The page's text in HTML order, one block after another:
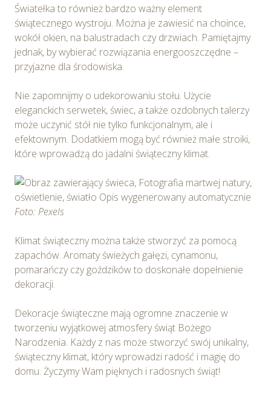
usunięcia, ograniczenia przetwarzania, wniesienia
sprzeciwu wobec przetwarzania, a także prawo do
wniesienia skargi do Prezesa Urzędu Ochrony Danych
Osobowych. Szczegółowe informacje o plikach cookie
wykorzystywanych w Serwisie oraz inne informacje
Serwisu dostępne są wPolityce prywatności – pliki
cookie.
Wybierając opcję „Zgadzam się” wyrażasz zgodę na
wykorzystywanie w Serwisie wszystkich plików
wskazanych powyżej celach.Wyrażenie zgody jest
dobrowolne. Możesz wycofać zgodę i dokonać zmiany
ustawień dotyczących plików cookie w każdej chwili za
dostępnego z poziomuPolityki prywatności – pliki
cookie.
Możesz również dostosować wybory dotyczące
plików cookie w Serwisie tylko w wybranych przez
Ciebie celach poprzez wybranie opcji „Dostosuj
wybory”.
Światełka to również bardzo ważny element
świątecznego wystroju. Można je zawiesić na choince,
wokół okien, na balustradach czy drzwiach. Pamiętajmy
jednak, by wybierać rozwiązania energooszczędne –
przyjazne dla środowiska.
Nie zapomnijmy o udekorowaniu stołu. Użycie
eleganckich serwetek, świec, a także ozdobnych talerzy
może uczynić stół nie tylko funkcjonalnym, ale i
efektownym. Dodatkiem mogą być również małe stroiki,
które wprowadzą do jadalni świąteczny klimat.
Foto: Pexels
Klimat świąteczny można także stworzyć za pomocą
zapachów. Aromaty świeżych gałęzi, cynamonu,
pomarańczy czy goździków to doskonałe dopełnienie
dekoracji.
Dekoracje świąteczne mają ogromne znaczenie w
tworzeniu wyjątkowej atmosfery świąt Bożego
Narodzenia. Każdy z nas może stworzyć swój unikalny,
świąteczny klimat, który wprowadzi radość i magię do
domu. Życzymy Wam pięknych i radosnych świąt!